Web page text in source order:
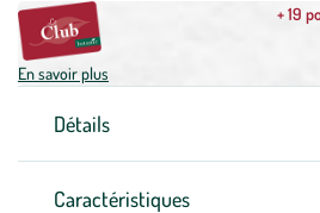
+ 19
En savoir plus
Détails
Caractéristiques